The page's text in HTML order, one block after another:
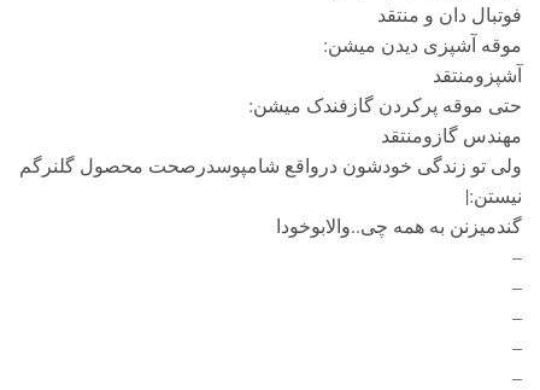
فوتبال دان و منتقد
موقه آشپزی دیدن میشن:
آشپزومنتقد
حتی موقه پرکردن گازفندک میشن:
مهندس گازومنتقد
ولی تو زندگی خودشون درواقع شامپوسدرصحت محصول گلنرگم
نیستن:|
گندمیزنن به همه چی..والابوخودا
–
–
–
–
–